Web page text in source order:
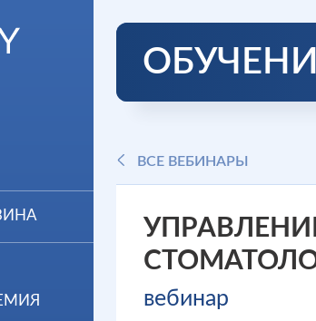
ВСЕ ВЕБИНАРЫ
вебинар